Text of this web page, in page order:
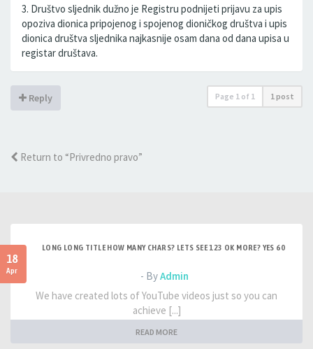
3. Društvo sljednik dužno je Registru podnijeti prijavu za upis
opoziva dionica pripojenog i spojenog dioničkog društva i upis
dionica društva sljednika najkasnije osam dana od dana upisa u
registar društava.
Reply Page 1 of 1 1 post
Return to “Privredno pravo”
18
Apr
LONG LONG TITLE HOW MANY CHARS? LETS SEE 123 OK MORE? YES 60
- ByAdmin
We have created lots of YouTube videos just so you can
achieve [...]
READ MORE